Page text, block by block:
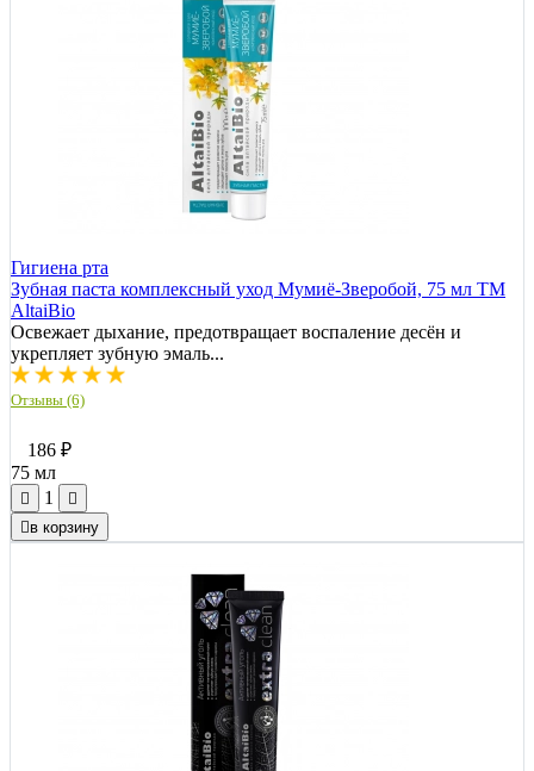
Гигиена рта
Зубная паста комплексный уход Мумиё-Зверобой, 75 мл ТМ
AltaiBio
Освежает дыхание, предотвращает воспаление десён и
укрепляет зубную эмаль...
Отзывы (6)
186 ₽
75 мл
1
в корзину